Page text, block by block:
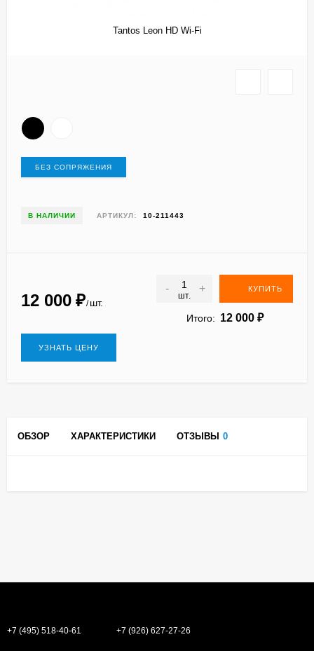
Tantos Leon HD Wi-Fi
БЕЗ СОПРЯЖЕНИЯ
В НАЛИЧИИ АРТИКУЛ: 10-211443
12 000 ₽/ шт.
-
шт.
+ КУПИТЬ
Итого: 12 000 ₽
УЗНАТЬ ЦЕНУ
ОБЗОР ХАРАКТЕРИСТИКИ ОТЗЫВЫ 0
+7 (495) 518-40-61 +7 (926) 627-27-26